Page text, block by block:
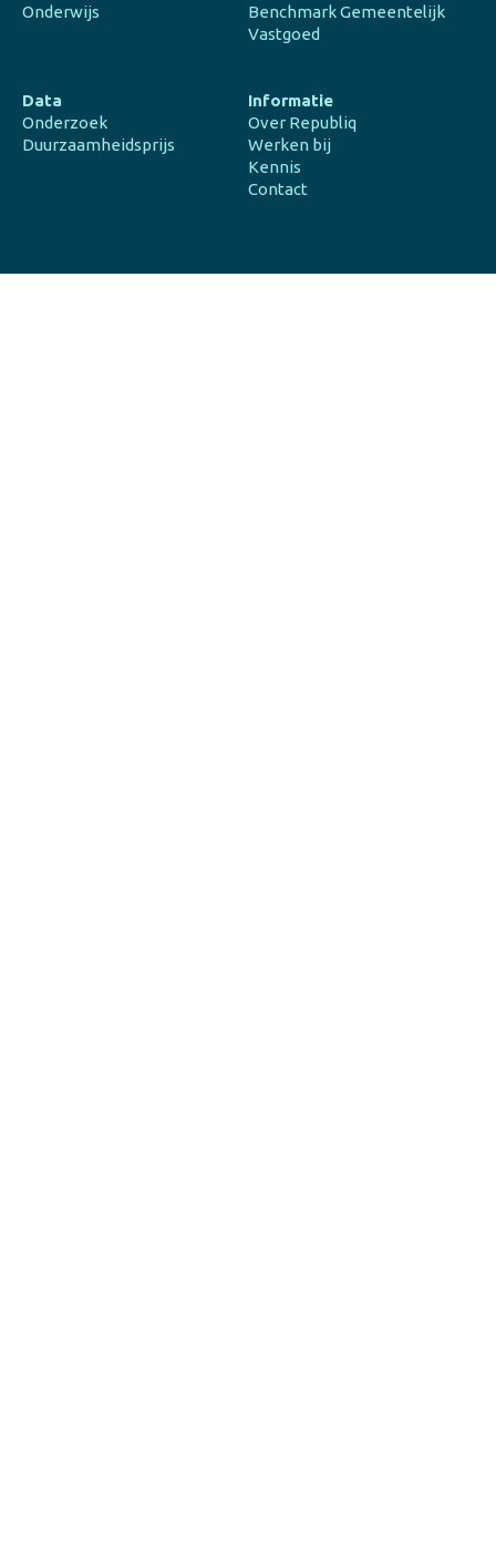
Onderwijs
Benchmark Gemeentelijk
Vastgoed
Data
Onderzoek
Duurzaamheidsprijs
Informatie
Over Republiq
Werken bij
Kennis
Contact